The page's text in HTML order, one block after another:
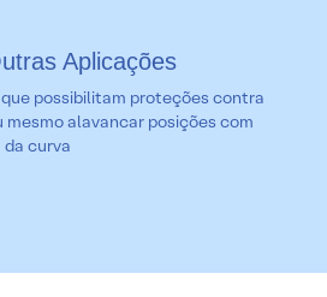
Aplicações
possibilitam proteções contra
mesmo alavancar posições com
curva